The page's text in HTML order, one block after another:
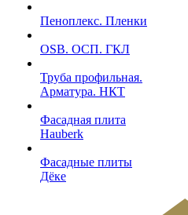
Пеноплекс. Пленки
OSB. ОСП. ГКЛ
Труба профильная.
Арматура. НКТ
Фасадная плита
Hauberk
Фасадные плиты
Дёке